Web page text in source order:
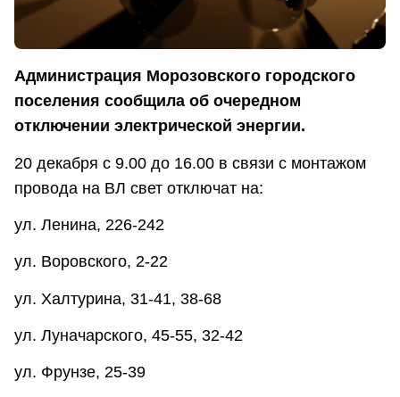
Администрация Морозовского городского
поселения сообщила об очередном
отключении электрической энергии.
20 декабря с 9.00 до 16.00 в связи с монтажом
провода на ВЛ свет отключат на:
ул. Ленина, 226-242
ул. Воровского, 2-22
ул. Халтурина, 31-41, 38-68
ул. Луначарского, 45-55, 32-42
ул. Фрунзе, 25-39